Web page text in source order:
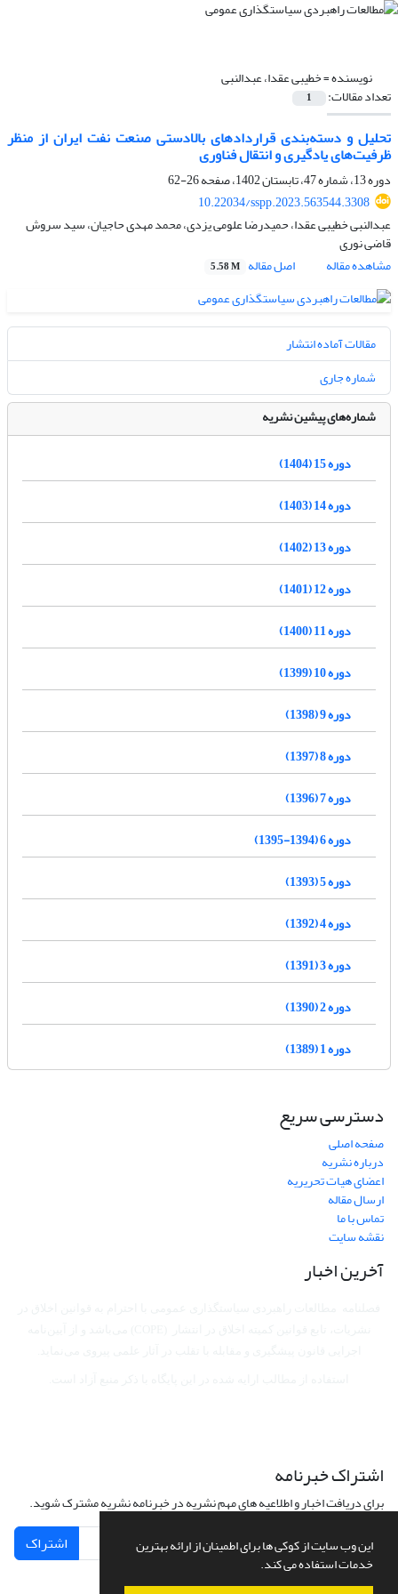
این وب سایت از کوکی ها برای اطمینان از ارائه بهترین
خدمات استفاده می کند.
نویسنده =خطیبی عقدا، عبدالنبی
تعداد مقالات: 1
تحلیل و دسته‌بندی قراردادهای بالادستی صنعت نفت ایران از منظر
ظرفیت‌های یادگیری و انتقال فناوری
دوره 13، شماره 47، تابستان 1402، صفحه
26-62
10.22034/sspp.2023.563544.3308
عبدالنبی خطیبی عقدا، حمیدرضا علومی یزدی، محمد مهدی حاجیان، سید سروش
قاضی نوری
مشاهده مقاله
اصل مقاله 5.58 M
مقالات آماده انتشار
شماره جاری
شماره‌های پیشین نشریه
دوره 15 (1404)
دوره 14 (1403)
دوره 13 (1402)
دوره 12 (1401)
دوره 11 (1400)
دوره 10 (1399)
دوره 9 (1398)
دوره 8 (1397)
دوره 7 (1396)
دوره 6 (1394-1395)
دوره 5 (1393)
دوره 4 (1392)
دوره 3 (1391)
دوره 2 (1390)
دوره 1 (1389)
دسترسی سریع
صفحه اصلی
درباره نشریه
اعضای هیات تحریریه
ارسال مقاله
تماس با ما
نقشه سایت
آخرین اخبار
اشتراک خبرنامه
برای دریافت اخبار و اطلاعیه های مهم نشریه در خبرنامه نشریه مشترک شوید.
اشتراک